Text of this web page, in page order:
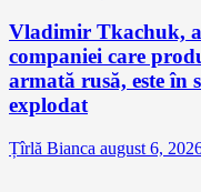
Vladimir Tkachuk,
companiei care
armată rusă, este în
explodat
Țîrlă Bianca august 6,